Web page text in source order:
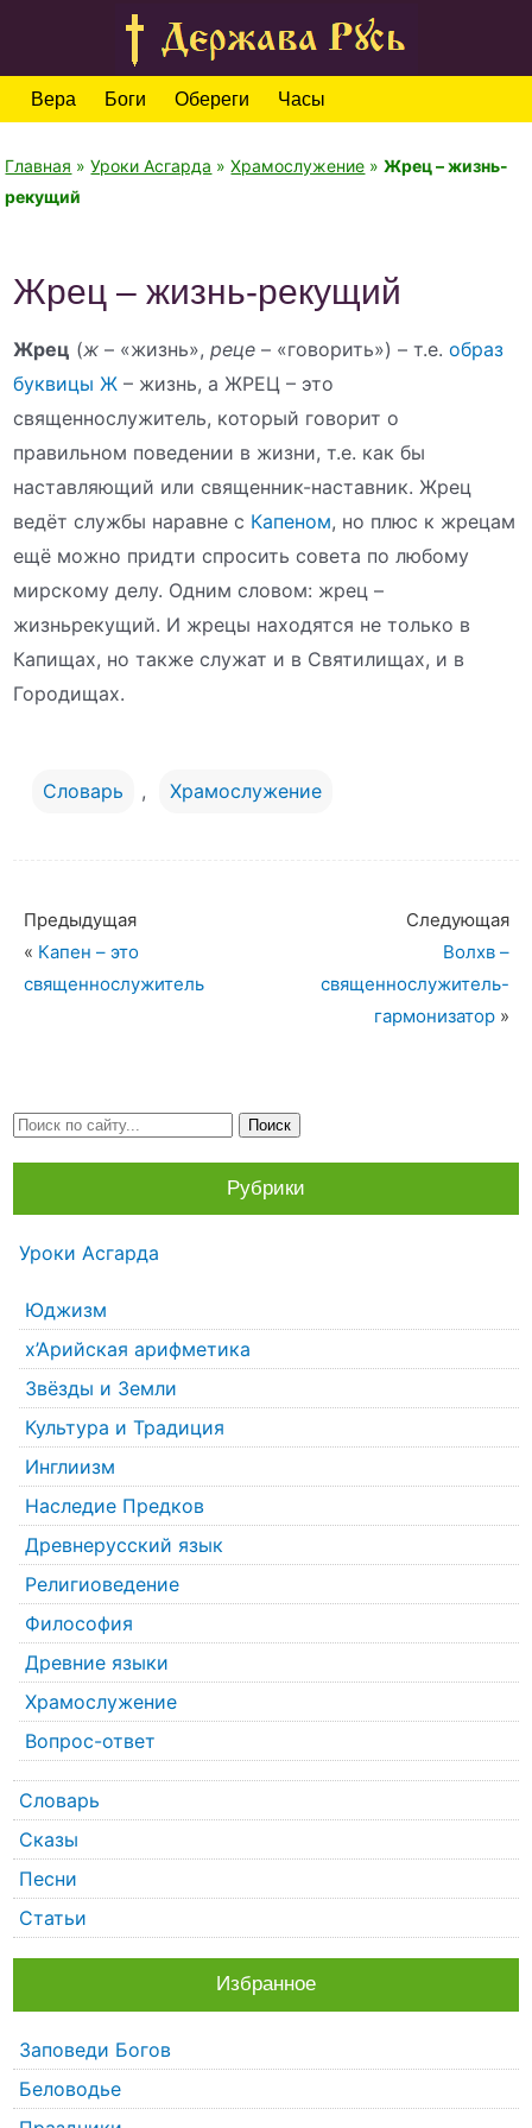
Вера Боги Обереги Часы
Главная »Уроки Асгарда »Храмослужение »Жрец – жизнь-
рекущий
Жрец – жизнь-рекущий
Жрец (ж – «жизнь»,реце – «говорить») – т.е.образ
буквицы Ж – жизнь, а ЖРЕЦ – это
священнослужитель, который говорит о
правильном поведении в жизни, т.е. как бы
наставляющий или священник-наставник. Жрец
ведёт службы наравне с Капеном, но плюс к жрецам
ещё можно придти спросить совета по любому
мирскому делу. Одним словом: жрец –
жизньрекущий. И жрецы находятся не только в
Капищах, но также служат и в Святилищах, и в
Городищах.
Словарь , Храмослужение
Предыдущая
« Капен – это
священнослужитель
Следующая
Волхв –
священнослужитель-
гармонизатор»
Рубрики
Уроки Асгарда
Юджизм
х’Арийская арифметика
Звёзды и Земли
Культура и Традиция
Инглиизм
Наследие Предков
Древнерусский язык
Религиоведение
Философия
Древние языки
Храмослужение
Вопрос-ответ
Словарь
Сказы
Песни
Статьи
Избранное
Заповеди Богов
Беловодье